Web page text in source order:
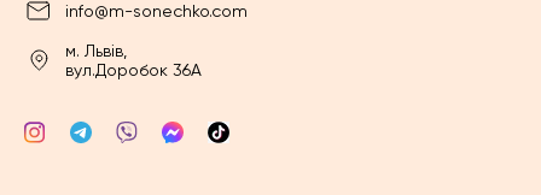
info@m-sonechko.com
м. Львів,
вул.Доробок 36А